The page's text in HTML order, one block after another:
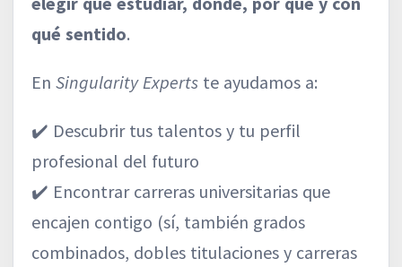
qué sentido.
En Singularity Experts te ayudamos a:
✔️ Descubrir tus talentos y tu perfil
profesional del futuro
✔️ Encontrar carreras universitarias que
encajen contigo (sí, también grados
combinados, dobles titulaciones y carreras